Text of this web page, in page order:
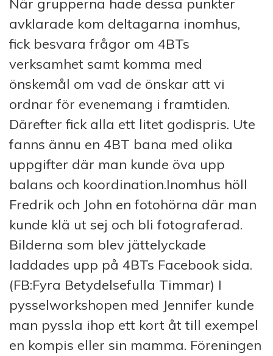
När grupperna hade dessa punkter
avklarade kom deltagarna inomhus,
fick besvara frågor om 4BTs
verksamhet samt komma med
önskemål om vad de önskar att vi
ordnar för evenemang i framtiden.
Därefter fick alla ett litet godispris. Ute
fanns ännu en 4BT bana med olika
uppgifter där man kunde öva upp
balans och koordination.Inomhus höll
Fredrik och John en fotohörna där man
kunde klä ut sej och bli fotograferad.
Bilderna som blev jättelyckade
laddades upp på 4BTs Facebook sida.
(FB:Fyra Betydelsefulla Timmar) I
pysselworkshopen med Jennifer kunde
man pyssla ihop ett kort åt till exempel
en kompis eller sin mamma. Föreningen